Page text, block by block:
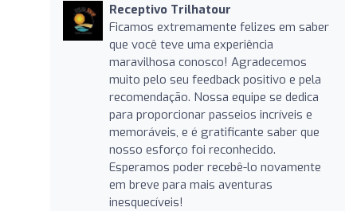
Receptivo Trilhatour
Ficamos extremamente felizes em saber
que você teve uma experiência
maravilhosa conosco! Agradecemos
muito pelo seu feedback positivo e pela
recomendação. Nossa equipe se dedica
para proporcionar passeios incríveis e
memoráveis, e é gratificante saber que
nosso esforço foi reconhecido.
Esperamos poder recebê-lo novamente
em breve para mais aventuras
inesquecíveis!